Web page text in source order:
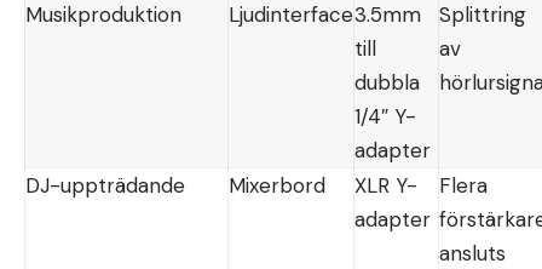
Musikproduktion
Ljudinterface3.5mm
till
dubbla
1/4″ Y-
adapter
Splittring
av
DJ-uppträdande Mixerbord
XLR Y-
adapter
Flera
ansluts